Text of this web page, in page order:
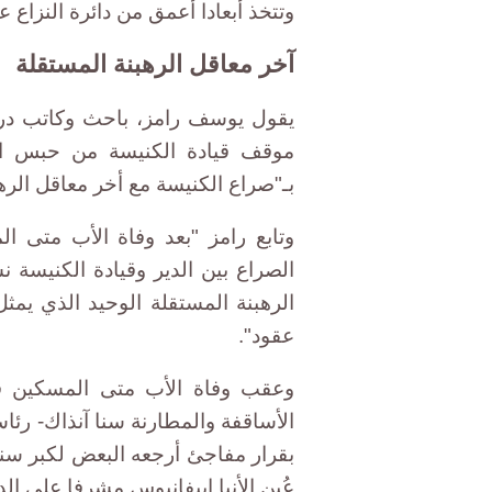
وتتخذ أبعادا أعمق من دائرة
آخر معاقل الرهبنة المستقلة
يقول يوسف رامز، باحث وكاتب
موقف قيادة الكنيسة من حبس
بـ"صراع الكنيسة مع أخر معاقل
وتابع رامز "بعد وفاة الأب
الصراع بين الدير وقيادة
الرهبنة المستقلة الوحيد الذي
عقود".
بقرار مفاجئ أرجعه البعض لكبر
عُين الأنبا إبيفانيوس مشرفا على